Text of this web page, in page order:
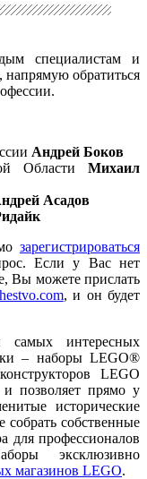
специалистам и
напрямую обратиться
Андрей Боков
Области Михаил
Асадов
зарегистрироваться
Если у Вас нет
Вы можете прислать
, и он будет
самых интересных
– наборы LEGO®
LEGO
и позволяет прямо у
исторические
собрать собственные
для профессионалов
эксклюзивно
х магазинов LEGO.